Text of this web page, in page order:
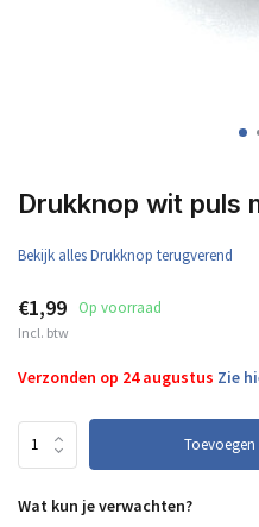
Drukknop wit puls
Bekijk alles Drukknop terugverend
€1,99 Op voorraad
Incl. btw
Verzonden op 24 augustus Zie
Wat kun je verwachten?